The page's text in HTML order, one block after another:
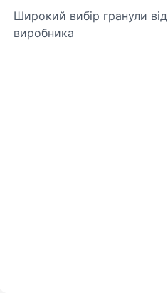
Широкий вибір гранули від
виробника